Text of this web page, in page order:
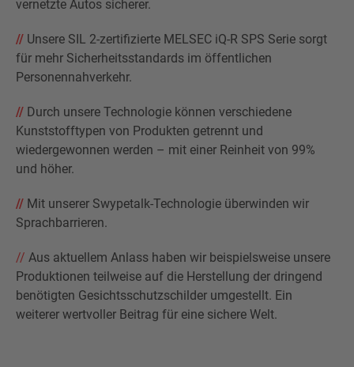
vernetzte Autos sicherer.
// Unsere SIL 2-zertifizierte MELSEC iQ-R SPS Serie sorgt
für mehr Sicherheitsstandards im öffentlichen
Personennahverkehr.
// Durch unsere Technologie können verschiedene
Kunststofftypen von Produkten getrennt und
wiedergewonnen werden – mit einer Reinheit von 99%
und höher.
// Mit unserer Swypetalk-Technologie überwinden wir
Sprachbarrieren.
// Aus aktuellem Anlass haben wir beispielsweise unsere
Produktionen teilweise auf die Herstellung der dringend
benötigten Gesichtsschutzschilder umgestellt. Ein
weiterer wertvoller Beitrag für eine sichere Welt.